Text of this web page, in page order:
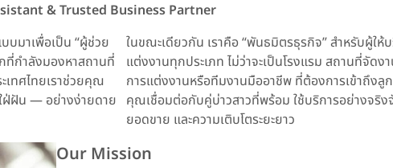
& Trusted Business Partner
มาเพื่อเป็น “ผู้ช่วย
ที่กำลังมองหาสถานที่
เทศไทยเราช่วยคุณ
ฝ่ฝัน — อย่างง่ายดาย
ในขณะเดียวกัน เราคือ “พันธมิตรธุรกิจ” สำหรับผู้ให้
แต่งงานทุกประเภท ไม่ว่าจะเป็นโรงแรม สถานที่จัดง
การแต่งงานหรือทีมงานมืออาชีพ ที่ต้องการเข้าถึงลูก
คุณเชื่อมต่อกับคู่บ่าวสาวที่พร้อม ใช้บริการอย่างจริง
ยอดขาย และความเติบโตระยะยาว
Our Mission